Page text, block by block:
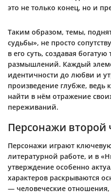
это не только конец, но и
Таким образом, темы,
судьбы», не просто
в его суть, создавая
размышлений. Каждый
идентичности до любви и
произведение глубже, ведь
найти в нём отражение
переживаний.
Персонажи второй
Персонажи играют
литературной работе, и в
утверждение особенно
характеров раскрываются
— человеческие